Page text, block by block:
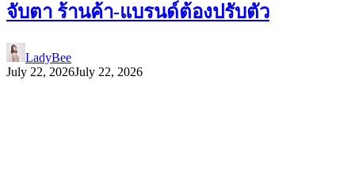
จับตา ร้านค้า-แบรนด์ต้องปรับตัว
LadyBee
July 22, 2026July 22, 2026